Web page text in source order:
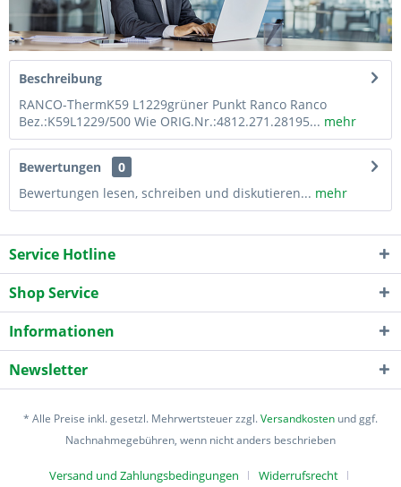
Beschreibung
RANCO-ThermK59 L1229grüner Punkt Ranco Ranco
Bez.:K59L1229/500 Wie ORIG.Nr.:4812.271.28195... mehr
Bewertungen
0
Bewertungen lesen, schreiben und diskutieren... mehr
Service Hotline
Shop Service
Informationen
Newsletter
* Alle Preise inkl. gesetzl. Mehrwertsteuer zzgl.Versandkosten und ggf.
Nachnahmegebühren, wenn nicht anders beschrieben
Versand und Zahlungsbedingungen Widerrufsrecht